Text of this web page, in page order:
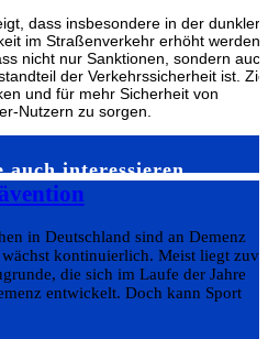
dass insbesondere in der
im Straßenverkehr erhöht werden
nicht nur Sanktionen, sondern auch
der Verkehrssicherheit ist.
und für mehr Sicherheit von
Nutzern zu sorgen.
auch interessieren…
in Deutschland sind an Demenz
kontinuierlich. Meist liegt
die sich im Laufe der Jahre
entwickelt. Doch kann Sport